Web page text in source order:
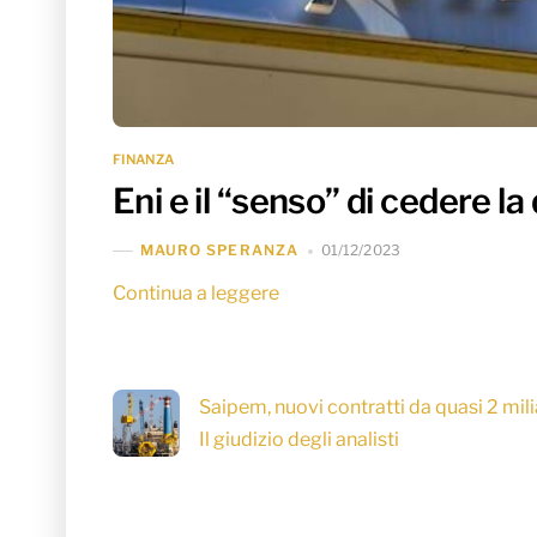
FINANZA
Eni e il “senso” di cedere
MAURO SPERANZA 01/12/2023
Continua a leggere
Saipem, nuovi contratti da quasi 2
Il giudizio degli analisti